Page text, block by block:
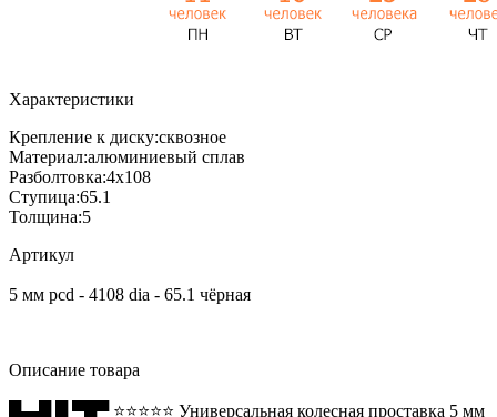
Характеристики
Крепление к диску:сквозное
Материал:алюминиевый сплав
Разболтовка:4x108
Ступица:65.1
Толщина:5
Артикул
5 мм pcd - 4108 dia - 65.1 чёрная
Описание товара
█▬█ █ ▀█▀ ⭐⭐⭐⭐⭐ Универсальная колесная проставка 5 мм